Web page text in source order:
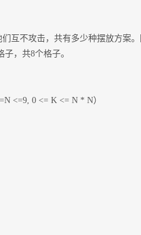
不攻击，共有多少种摆放方案。
，共8个格子。
<=9, 0 <= K <= N * N）